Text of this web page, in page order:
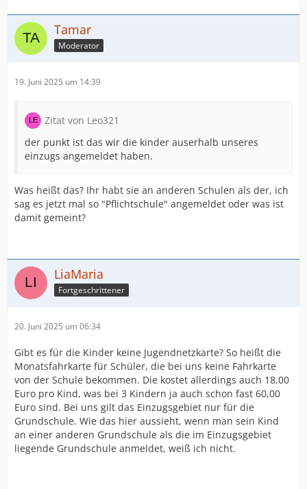
Tamar
Moderator
19. Juni 2025 um 14:39
Zitat von Leo321
der punkt ist das wir die kinder auserhalb unseres
einzugs angemeldet haben.
Was heißt das? Ihr habt sie an anderen Schulen als der, ich
sag es jetzt mal so "Pflichtschule" angemeldet oder was ist
damit gemeint?
LiaMaria
Fortgeschrittener
20. Juni 2025 um 06:34
Gibt es für die Kinder keine Jugendnetzkarte? So heißt die
Monatsfahrkarte für Schüler, die bei uns keine Fahrkarte
von der Schule bekommen. Die kostet allerdings auch 18,00
Euro pro Kind, was bei 3 Kindern ja auch schon fast 60,00
Euro sind. Bei uns gilt das Einzugsgebiet nur für die
Grundschule. Wie das hier aussieht, wenn man sein Kind
an einer anderen Grundschule als die im Einzugsgebiet
liegende Grundschule anmeldet, weiß ich nicht.